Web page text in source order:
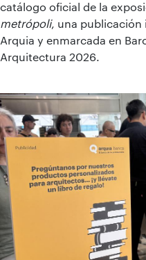
catálogo oficial de la
metrópoli, una publicación
Arquia y enmarcada en
Arquitectura 2026.